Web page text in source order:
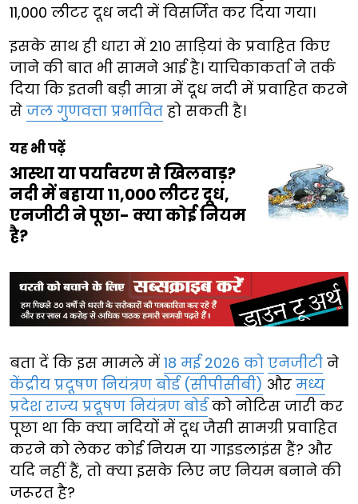
11,000 लीटर दूध नदी में विसर्जित कर दिया गया।
इसके साथ ही धारा में 210 साड़ियां के प्रवाहित किए
जाने की बात भी सामने आई है। याचिकाकर्ता ने तर्क
दिया कि इतनी बड़ी मात्रा में दूध नदी में प्रवाहित करने
से जल गुणवत्ता प्रभावित हो सकती है।
यह भी पढ़ें
आस्था या पर्यावरण से खिलवाड़?
नदी में बहाया 11,000 लीटर दूध,
एनजीटी ने पूछा- क्या कोई नियम
है?
बता दें कि इस मामले में 18 मई 2026 को एनजीटी ने
केंद्रीय प्रदूषण नियंत्रण बोर्ड (सीपीसीबी) और मध्य
प्रदेश राज्य प्रदूषण नियंत्रण बोर्डको नोटिस जारी कर
पूछा था कि क्या नदियों में दूध जैसी सामग्री प्रवाहित
करने को लेकर कोई नियम या गाइडलाइंस हैं? और
यदि नहीं हैं, तो क्या इसके लिए नए नियम बनाने की
जरूरत है?